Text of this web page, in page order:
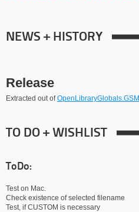
NEWS + HISTORY
Release
Extracted out ofOpenLibraryGlobals.GSM
TO DO + WISHLIST
ToDo:
Test on Mac.
Check existence of selected filename
Test, if CUSTOM is necessary